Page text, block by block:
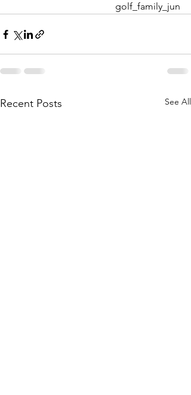
golf_family_jun
Recent Posts See All